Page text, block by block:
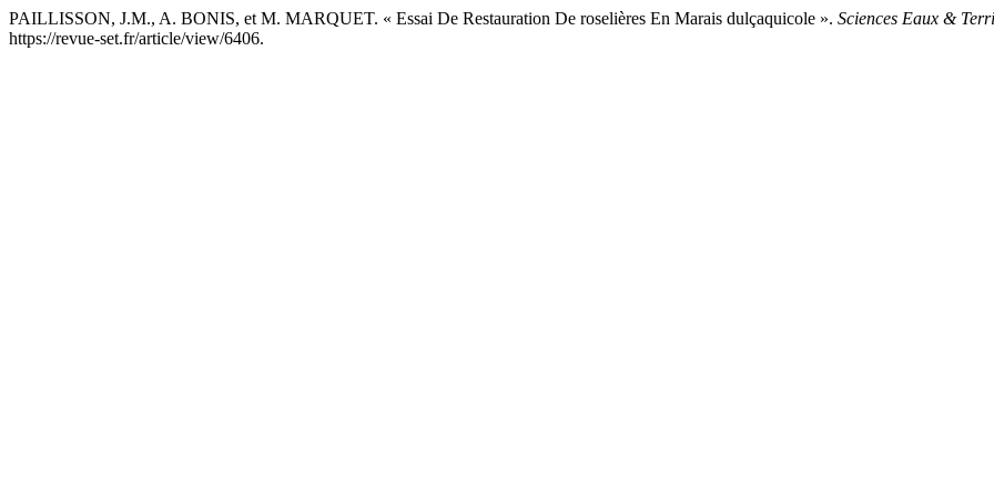
PAILLISSON, J.M., A. BONIS, et M. MARQUET. « Essai De Restauration De roselières En Marais dulçaquicole ». Sciences Eaux &
https://revue-set.fr/article/view/6406.